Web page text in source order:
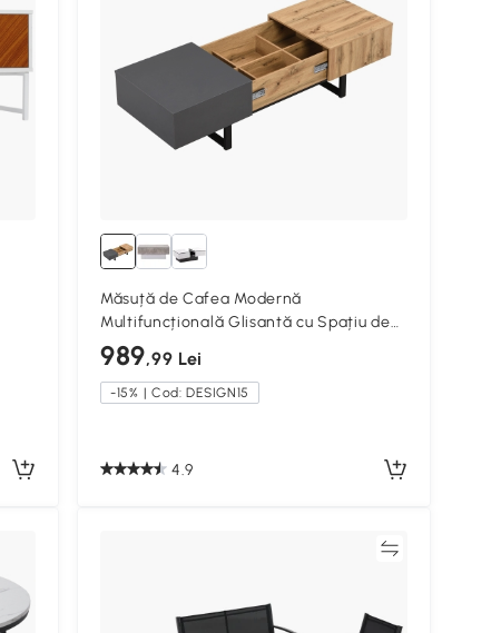
Măsuță de Cafea Modernă
Multifuncțională Glisantă cu Spațiu de
Depozitare Ascuns,Naturală
989,99 Lei
-15% | Cod: DESIGN15
4.9